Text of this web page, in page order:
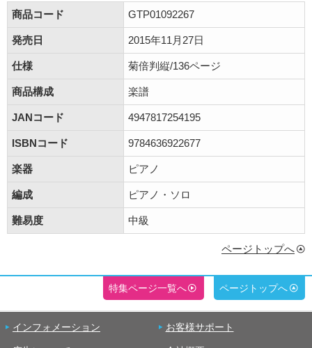
商品コード
GTP01092267
発売日 2015年11月27日
仕様 菊倍判縦/136ページ
商品構成 楽譜
JANコード 4947817254195
ISBNコード 9784636922677
楽器 ピアノ
編成 ピアノ・ソロ
難易度 中級
ページトップへ
特集ページ一覧へ ページトップへ
インフォメーション お客様サポート